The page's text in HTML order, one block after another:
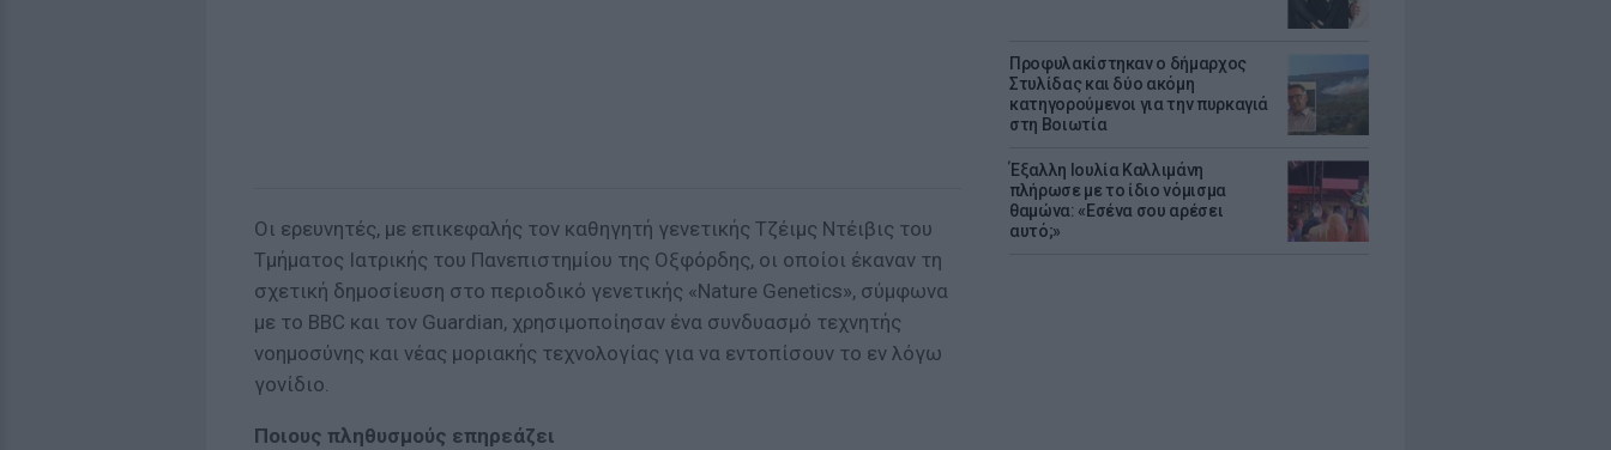
Προφυλακίστηκαν ο δήμαρχος
Στυλίδας και δύο ακόμη
κατηγορούμενοι για την πυρκαγιά
στη Βοιωτία
Έξαλλη Ιουλία Καλλιμάνη
πλήρωσε με το ίδιο νόμισμα
θαμώνα: «Εσένα σου αρέσει
αυτό;»
Οι ερευνητές, με επικεφαλής τον καθηγητή γενετικής Τζέιμς Ντέιβις του
Τμήματος Ιατρικής του Πανεπιστημίου της Οξφόρδης, οι οποίοι έκαναν τη
σχετική δημοσίευση στο περιοδικό γενετικής «Nature Genetics», σύμφωνα
με το BBC και τον Guardian, χρησιμοποίησαν ένα συνδυασμό τεχνητής
νοημοσύνης και νέας μοριακής τεχνολογίας για να εντοπίσουν το εν λόγω
γονίδιο.
Ποιους πληθυσμούς επηρεάζει